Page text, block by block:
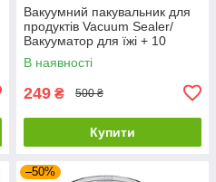
Вакуумний пакувальник для
продуктів Vacuum Sealer/
Вакууматор для їжі + 10
пакетів
В наявності
249 ₴ 500 ₴
Купити
–50%